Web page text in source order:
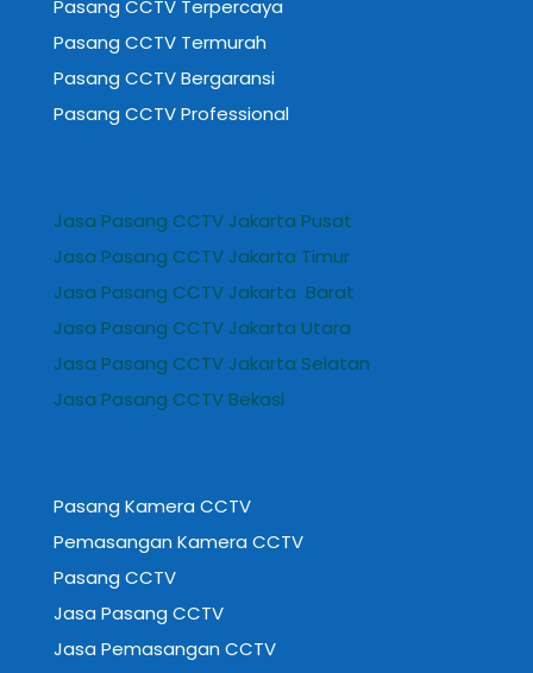
Pasang CCTV Terpercaya
Pasang CCTV Termurah
Pasang CCTV Bergaransi
Pasang CCTV Professional
Jasa Pasang CCTV Jakarta Pusat
Jasa Pasang CCTV Jakarta Timur
Jasa Pasang CCTV Jakarta Barat
Jasa Pasang CCTV Jakarta Utara
Jasa Pasang CCTV Jakarta Selatan
Jasa Pasang CCTV Bekasi
Pasang Kamera CCTV
Pemasangan Kamera CCTV
Pasang CCTV
Jasa Pasang CCTV
Jasa Pemasangan CCTV